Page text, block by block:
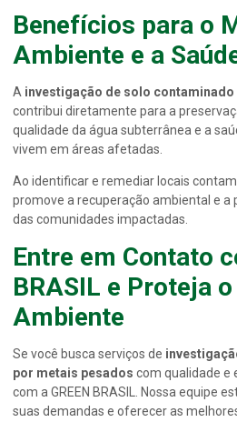
Benefícios para o
Ambiente e a
A investigação de solo
contribui diretamente para a
qualidade da água subterrânea e a
vivem em áreas afetadas.
Ao identificar e remediar locais
promove a recuperação ambiental e
das comunidades impactadas.
Entre em Contato
BRASIL e Proteja
Ambiente
Se você busca serviços de
por metais pesados com qualidade e
com a GREEN BRASIL. Nossa equipe
suas demandas e oferecer as